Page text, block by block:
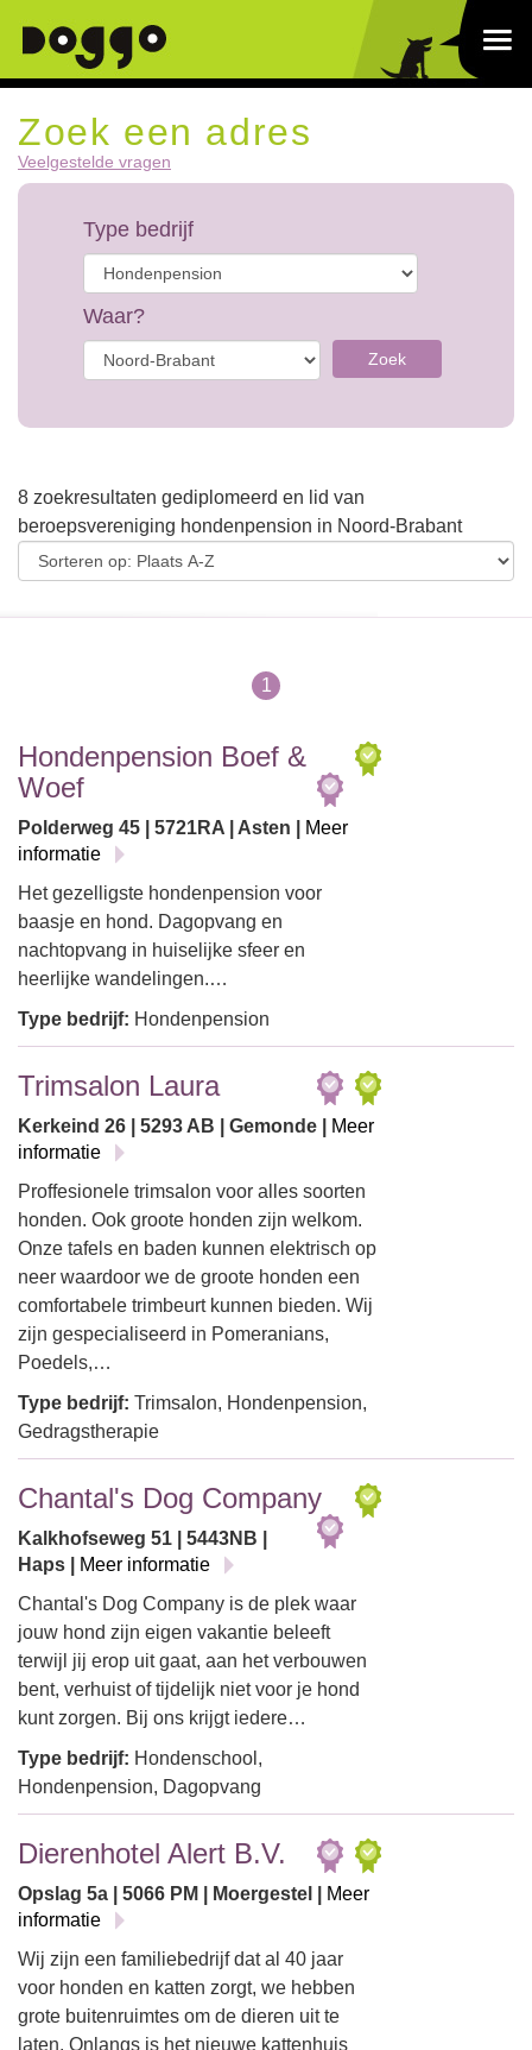
Zoek een adres
Veelgestelde vragen
Type bedrijf
Waar?
Zoek
8 zoekresultaten gediplomeerd en lid van
beroepsvereniging hondenpension in Noord-Brabant
1
Hondenpension Boef &
Woef
Polderweg 45 | 5721RA | Asten |
Meer
informatie
Het gezelligste hondenpension voor
baasje en hond. Dagopvang en
nachtopvang in huiselijke sfeer en
heerlijke wandelingen.…
Type bedrijf: Hondenpension
Trimsalon Laura
Kerkeind 26 | 5293 AB | Gemonde |
Meer
informatie
Proffesionele trimsalon voor alles soorten
honden. Ook groote honden zijn welkom.
Onze tafels en baden kunnen elektrisch op
neer waardoor we de groote honden een
comfortabele trimbeurt kunnen bieden. Wij
zijn gespecialiseerd in Pomeranians,
Poedels,…
Type bedrijf: Trimsalon, Hondenpension,
Gedragstherapie
Chantal's Dog Company
Kalkhofseweg 51 | 5443NB |
Haps |
Meer informatie
Chantal's Dog Company is de plek waar
jouw hond zijn eigen vakantie beleeft
terwijl jij erop uit gaat, aan het verbouwen
bent, verhuist of tijdelijk niet voor je hond
kunt zorgen. Bij ons krijgt iedere…
Type bedrijf: Hondenschool,
Hondenpension, Dagopvang
Dierenhotel Alert B.V.
Opslag 5a | 5066 PM | Moergestel |
Meer
informatie
Wij zijn een familiebedrijf dat al 40 jaar
voor honden en katten zorgt, we hebben
grote buitenruimtes om de dieren uit te
laten. Onlangs is het nieuwe kattenhuis